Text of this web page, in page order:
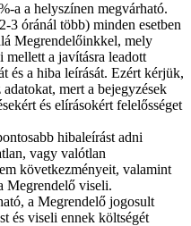
a a helyszínen megvárható.
3 óránál több) minden esetben
Megrendelőinkkel, mely
mellett a javításra leadott
és a hiba leírását. Ezért kérjük,
mert a bejegyzések
és elírásokért felelősséget
hibaleírást adni
vagy valótlan
következményeit, valamint
Megrendelő viseli.
a Megrendelő jogosult
és viseli ennek költségét